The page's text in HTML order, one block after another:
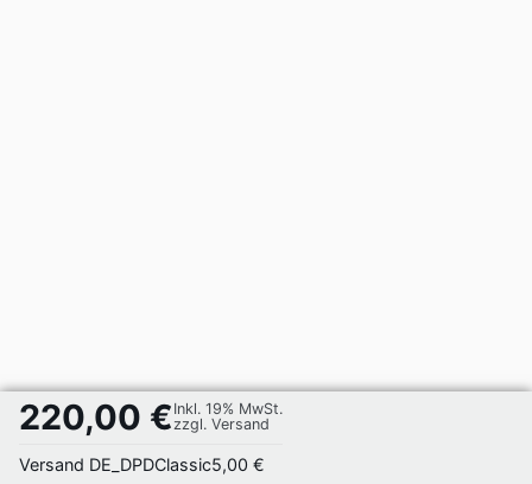
220,00 € Inkl. 19% MwSt.
zzgl. Versand
Versand DE_DPDClassic5,00 €